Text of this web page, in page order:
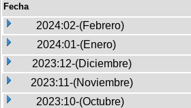
Fecha
2024:02-(Febrero)
2024:01-(Enero)
2023:12-(Diciembre)
2023:11-(Noviembre)
2023:10-(Octubre)